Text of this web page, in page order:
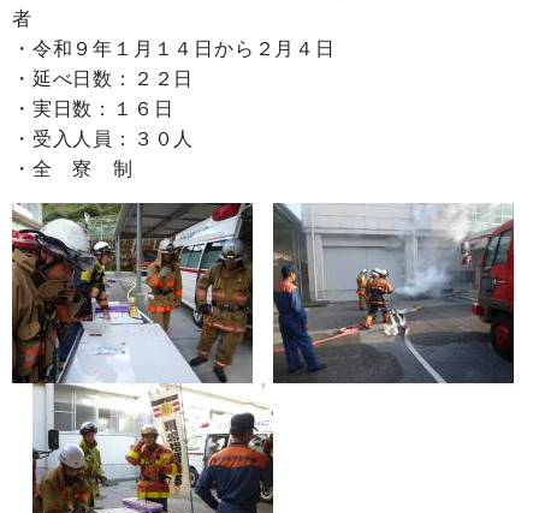
者
・令和９年１月１４日から２月４日
・延べ日数：２２日
・実日数：１６日
・受入人員：３０人
・全 寮 制